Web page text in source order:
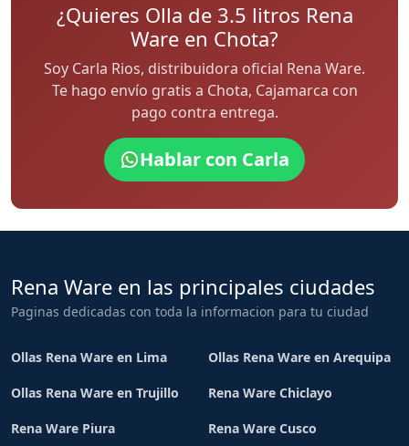
¿Quieres Olla de 3.5 litros Rena
Ware en Chota?
Soy Carla Rios, distribuidora oficial Rena Ware.
Te hago envío gratis a Chota, Cajamarca con
pago contra entrega.
Hablar con Carla
Rena Ware en las principales ciudades
Paginas dedicadas con toda la informacion para tu ciudad
Ollas Rena Ware en Lima Ollas Rena Ware en Arequipa
Ollas Rena Ware en Trujillo Rena Ware Chiclayo
Rena Ware Piura Rena Ware Cusco